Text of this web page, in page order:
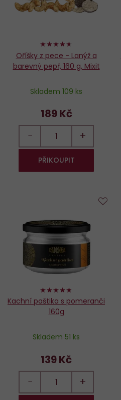
92%
Oříšky z pece - Lanýž a
barevný pepř, 160 g, Mixit
Skladem 109 ks
189 Kč
− +
PŘIKOUPIT
94%
Kachní paštika s pomeranči
160g
Skladem 51 ks
139 Kč
− +